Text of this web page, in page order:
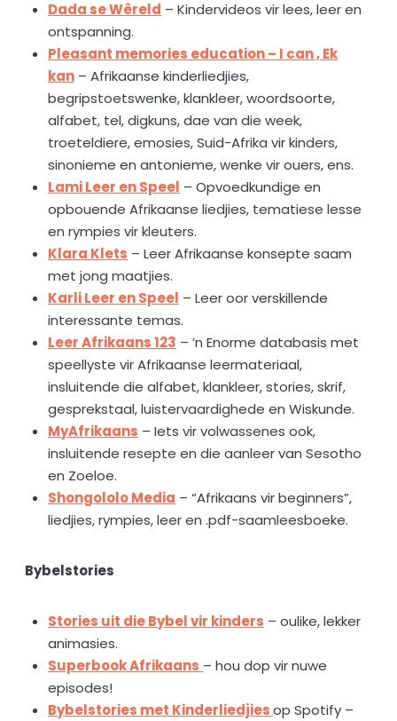
Dada se Wêreld – Kindervideos vir lees, leer en
ontspanning.
Pleasant memories education – I can , Ek
kan – Afrikaanse kinderliedjies,
begripstoetswenke, klankleer, woordsoorte,
alfabet, tel, digkuns, dae van die week,
troeteldiere, emosies, Suid-Afrika vir kinders,
sinonieme en antonieme, wenke vir ouers, ens.
Lami Leer en Speel – Opvoedkundige en
opbouende Afrikaanse liedjies, tematiese lesse
en rympies vir kleuters.
Klara Klets – Leer Afrikaanse konsepte saam
met jong maatjies.
Karli Leer en Speel – Leer oor verskillende
interessante temas.
Leer Afrikaans 123 – ’n Enorme databasis met
speellyste vir Afrikaanse leermateriaal,
insluitende die alfabet, klankleer, stories, skrif,
gesprekstaal, luistervaardighede en Wiskunde.
MyAfrikaans – Iets vir volwassenes ook,
insluitende resepte en die aanleer van Sesotho
en Zoeloe.
Shongololo Media – “Afrikaans vir beginners”,
liedjies, rympies, leer en .pdf-saamleesboeke.
Bybelstories
Stories uit die Bybel vir kinders – oulike, lekker
animasies.
Superbook Afrikaans – hou dop vir nuwe
episodes!
Bybelstories met Kinderliedjiesop Spotify –